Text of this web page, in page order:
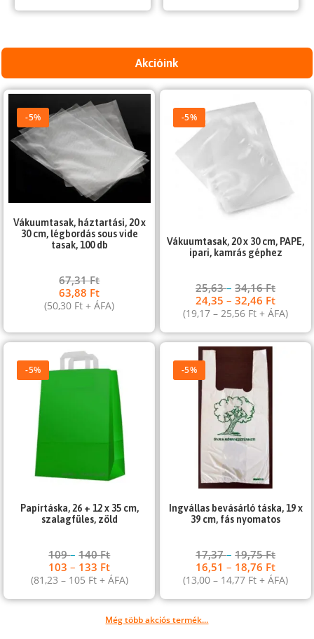
Akcióink
-5%
Vákuumtasak, háztartási, 20 x
30 cm, légbordás sous vide
tasak, 100 db
67,31Ft
63,88 Ft
(50,30 Ft + ÁFA)
-5%
Vákuumtasak, 20 x 30 cm, PAPE,
ipari, kamrás géphez
25,63–34,16Ft
24,35–32,46 Ft
(19,17–25,56 Ft + ÁFA)
-5%
Papírtáska, 26 + 12 x 35 cm,
szalagfüles, zöld
109–140Ft
103– 133 Ft
(81,23 – 105 Ft+ ÁFA)
-5%
Ingvállas bevásárló táska, 19 x
39 cm, fás nyomatos
17,37–19,75Ft
16,51– 18,76 Ft
(13,00– 14,77 Ft + ÁFA)
Még több akciós termék...